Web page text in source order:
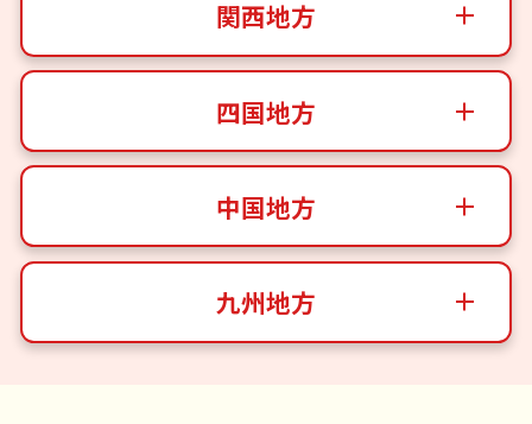
関西地方
四国地方
中国地方
九州地方